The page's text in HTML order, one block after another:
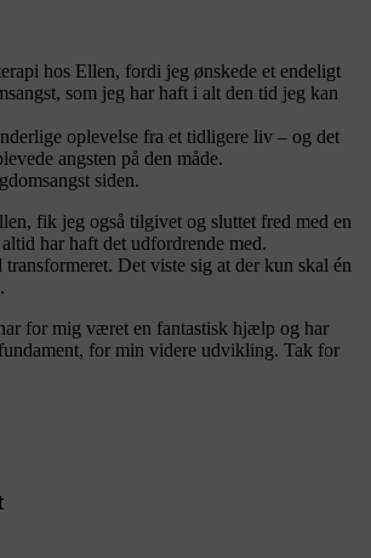
hos Ellen, fordi jeg ønskede et endeligt
som jeg har haft i alt den tid jeg kan
oplevelse fra et tidligere liv – og det
angsten på den måde.
siden.
fik jeg også tilgivet og sluttet fred med en
har haft det udfordrende med.
Det viste sig at der kun skal én
for mig været en fantastisk hjælp og har
for min videre udvikling. Tak for